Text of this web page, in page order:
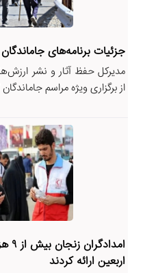
جزئیات برنامه‌های
مدیرکل حفظ آثار و نشر
از برگزاری ویژه مراسم
اربعین ارائه کردند